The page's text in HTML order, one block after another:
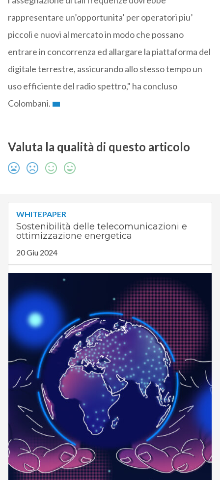
rappresentare un’opportunita’ per operatori piu’
piccoli e nuovi al mercato in modo che possano
entrare in concorrenza ed allargare la piattaforma del
digitale terrestre, assicurando allo stesso tempo un
uso efficiente del radio spettro," ha concluso
Colombani.
Valuta la qualità di questo articolo
WHITEPAPER
Sostenibilità delle telecomunicazioni e
ottimizzazione energetica
20 Giu 2024